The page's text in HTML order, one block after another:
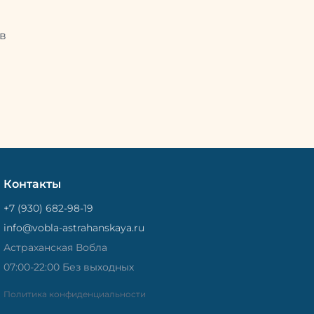
и не
Контакты
+7 (930) 682-98-19
info@vobla-astrahanskaya.ru
Астраханская Вобла
07:00-22:00 Без выходных
Политика конфиденциальности